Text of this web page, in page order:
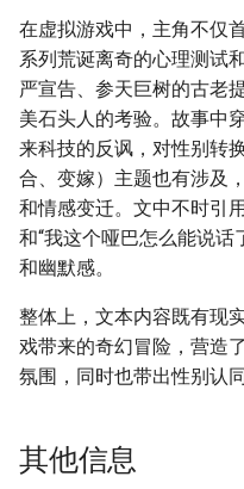
在虚拟游戏中，主角不仅
系列荒诞离奇的心理测试
严宣告、参天巨树的古老
美石头人的考验。故事中
来科技的反讽，对性别转
合、变嫁）主题也有涉及
和情感变迁。文中不时引
和“我这个哑巴怎么能说
和幽默感。
整体上，文本内容既有现
戏带来的奇幻冒险，营造
氛围，同时也带出性别认
其他信息